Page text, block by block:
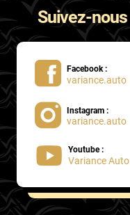
Suivez-nous
Facebook :
variance.auto
Instagram :
variance.auto
Youtube :
Variance Auto